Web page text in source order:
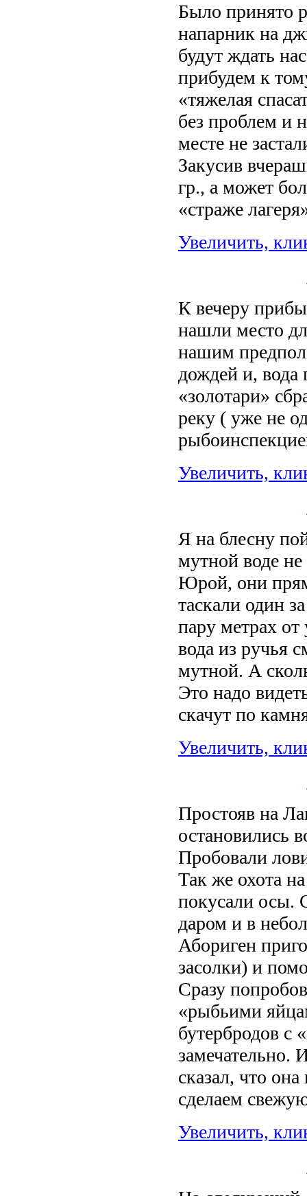
Было принято
напарник на
будут ждать
прибудем к
«тяжелая
без проблем и
месте не
Закусив
гр., а может
«страже
Увеличить,
К вечеру
нашли место
нашим
дождей и, вода
«золотари»
реку ( уже не
Увеличить,
Я на блесну
мутной воде не
Юрой, они
таскали один
пару метрах
вода из ручья
мутной. А
Это надо
скачут по
Увеличить,
Простояв на
остановились
Пробовали
Так же охота
покусали осы.
даром и в
Абориген
засолки) и
Сразу
«рыбьими
бутербродов с
замечательно.
сказал, что
сделаем
Увеличить,